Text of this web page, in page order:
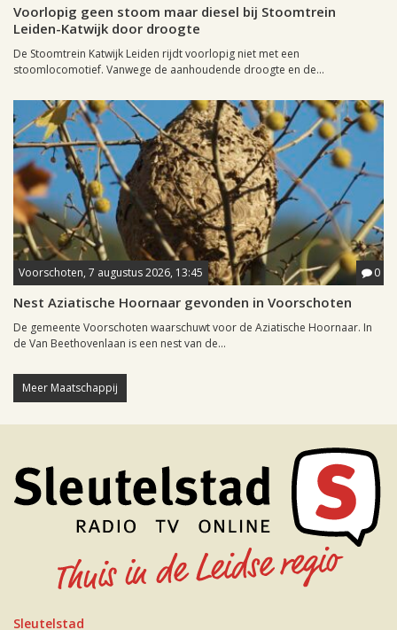
Voorlopig geen stoom maar diesel bij Stoomtrein
Leiden-Katwijk door droogte
De Stoomtrein Katwijk Leiden rijdt voorlopig niet met een
stoomlocomotief. Vanwege de aanhoudende droogte en de...
Voorschoten, 7 augustus 2026, 13:45 0
Nest Aziatische Hoornaar gevonden in Voorschoten
De gemeente Voorschoten waarschuwt voor de Aziatische Hoornaar. In
de Van Beethovenlaan is een nest van de...
Meer Maatschappij
Sleutelstad